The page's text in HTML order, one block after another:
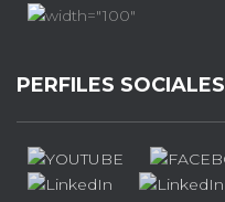
PERFILES SOCIALES